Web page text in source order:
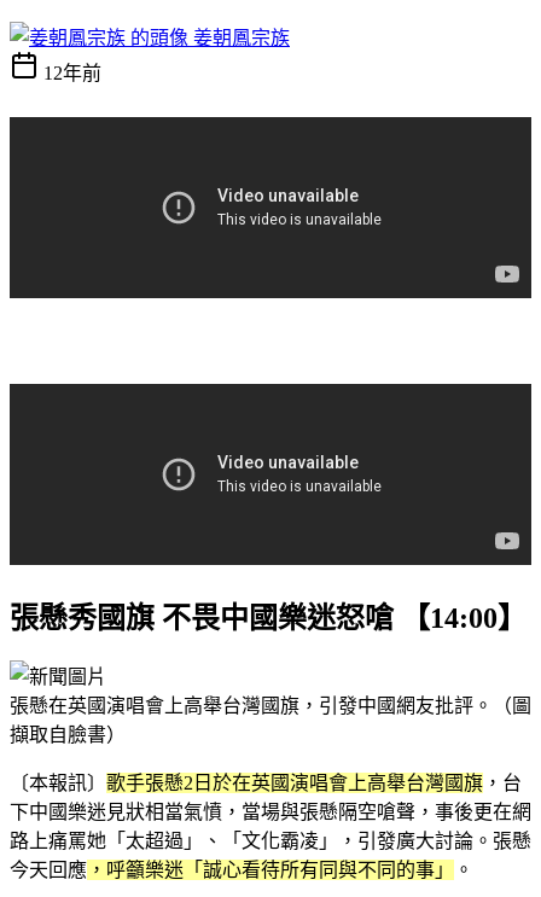
姜朝鳳宗族
12年前
張懸秀國旗 不畏中國樂迷怒嗆 【14:00】
張懸在英國演唱會上高舉台灣國旗，引發中國網友批評。（圖
擷取自臉書）
〔本報訊〕 歌手張懸2日於在英國演唱會上高舉台灣國旗 ，台
下中國樂迷見狀相當氣憤，當場與張懸隔空嗆聲，事後更在網
路上痛罵她「太超過」、「文化霸凌」，引發廣大討論。張懸
今天回應 ，呼籲樂迷「誠心看待所有同與不同的事」 。